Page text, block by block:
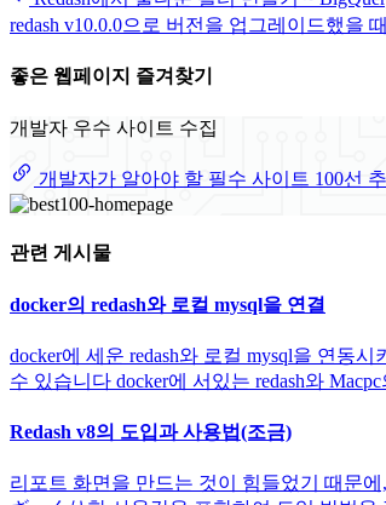
redash v10.0.0으로 버전을 업그레이드했을
좋은 웹페이지 즐겨찾기
개발자 우수 사이트 수집
개발자가 알아야 할 필수 사이트 100선
관련 게시물
docker의 redash와 로컬 mysql을 연결
docker에 세운 redash와 로컬 mysql을 연동
수 있습니다 docker에 서있는 redash와
Redash v8의 도입과 사용법(조금)
리포트 화면을 만드는 것이 힘들었기 때문